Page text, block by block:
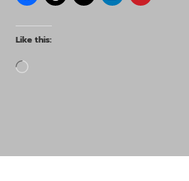
Like this:
Loading…